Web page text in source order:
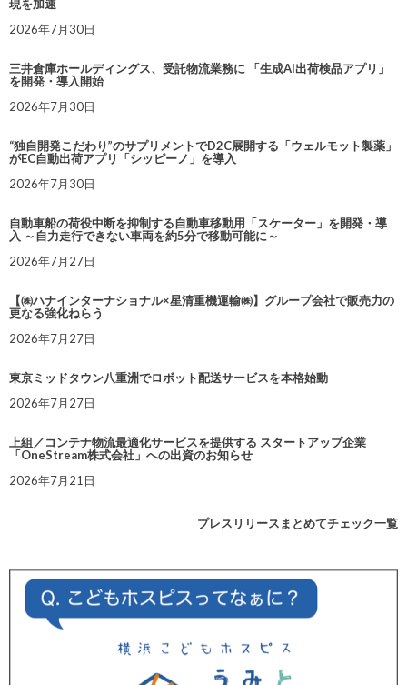
現を加速
2026年7月30日
三井倉庫ホールディングス、受託物流業務に 「生成AI出荷検品アプリ」
を開発・導入開始
2026年7月30日
“独自開発こだわり”のサプリメントでD2C展開する「ウェルモット製薬」
がEC自動出荷アプリ「シッピーノ」を導入
2026年7月30日
自動車船の荷役中断を抑制する自動車移動用「スケーター」を開発・導
入 ～自力走行できない車両を約5分で移動可能に～
2026年7月27日
【㈱ハナインターナショナル×星清重機運輸㈱】グループ会社で販売力の
更なる強化ねらう
2026年7月27日
東京ミッドタウン八重洲でロボット配送サービスを本格始動
2026年7月27日
上組／コンテナ物流最適化サービスを提供する スタートアップ企業
「OneStream株式会社」への出資のお知らせ
2026年7月21日
プレスリリースまとめてチェック一覧